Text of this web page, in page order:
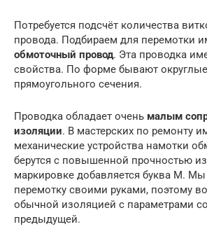
Потребуется подсчёт количества
провода. Подбираем для перемотки
обмоточный провод. Эта проводка
свойства. По форме бывают
прямоугольного сечения.
Проводка обладает очень малым
изоляции. В мастерских по ремонту
механические устройства намотки
берутся с повышенной прочностью
маркировке добавляется буква М.
перемотку своими руками, поэтому
обычной изоляцией с параметрами
предыдущей.